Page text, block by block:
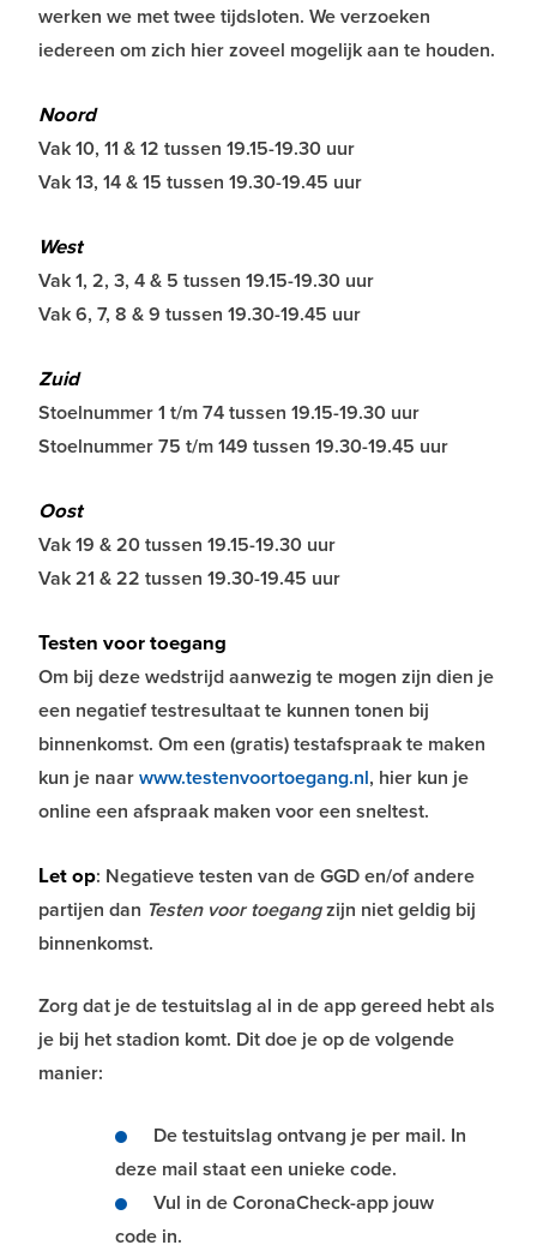
werken we met twee tijdsloten. We verzoeken
iedereen om zich hier zoveel mogelijk aan te houden.
Noord
Vak 10, 11 & 12 tussen 19.15-19.30 uur
Vak 13, 14 & 15 tussen 19.30-19.45 uur
West
Vak 1, 2, 3, 4 & 5 tussen 19.15-19.30 uur
Vak 6, 7, 8 & 9 tussen 19.30-19.45 uur
Zuid
Stoelnummer 1 t/m 74 tussen 19.15-19.30 uur
Stoelnummer 75 t/m 149 tussen 19.30-19.45 uur
Oost
Vak 19 & 20 tussen 19.15-19.30 uur
Vak 21 & 22 tussen 19.30-19.45 uur
Testen voor toegang
Om bij deze wedstrijd aanwezig te mogen zijn dien je
een negatief testresultaat te kunnen tonen bij
binnenkomst. Om een (gratis) testafspraak te maken
kun je naarwww.testenvoortoegang.nl, hier kun je
online een afspraak maken voor een sneltest.
Let op: Negatieve testen van de GGD en/of andere
partijen dan Testen voor toegangzijn niet geldig bij
binnenkomst.
Zorg dat je de testuitslag al in de app gereed hebt als
je bij het stadion komt. Dit doe je op de volgende
manier:
De testuitslag ontvang je per mail. In
deze mail staat een unieke code.
Vul in de CoronaCheck-app jouw
code in.